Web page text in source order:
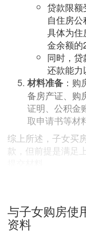
贷款限额
自住房公
具体为住
金余额的
同时，贷
还款能力
材料准备 ：
备房产证、购
证明、公积金
取申请书等材
综上所述，子女买
款，但前提是满足
② 子女买房可
子女买房可以用父
条件。具体来说：
与子女购房使
资料